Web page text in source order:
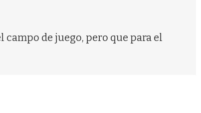
de juego, pero que para el